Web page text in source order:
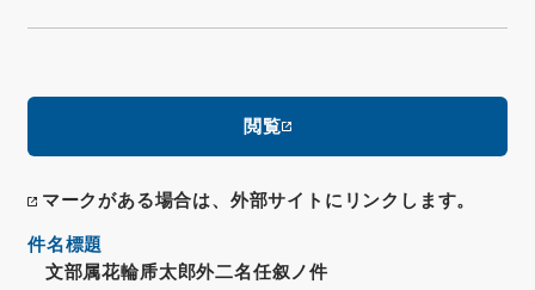
閲覧
マークがある場合は、外部サイトにリンクします。
件名標題
文部属花輪乕太郎外二名任叙ノ件